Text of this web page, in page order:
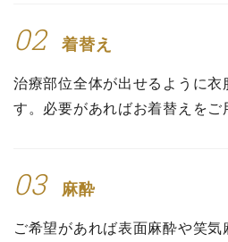
02 着替え
治療部位全体が出せるように衣
す。必要があればお着替えをご
03 麻酔
ご希望があれば表面麻酔や笑